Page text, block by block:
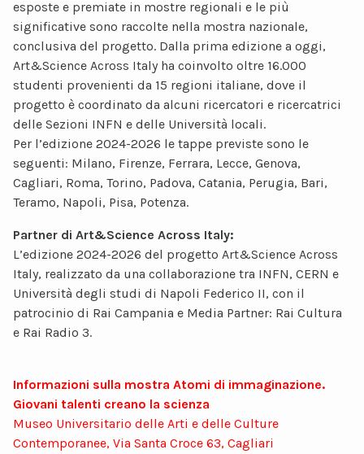
esposte e premiate in mostre regionali e le più
significative sono raccolte nella mostra nazionale,
conclusiva del progetto. Dalla prima edizione a oggi,
Art&Science Across Italy ha coinvolto oltre 16.000
studenti provenienti da 15 regioni italiane, dove il
progetto è coordinato da alcuni ricercatori e ricercatrici
delle Sezioni INFN e delle Università locali.
Per l’edizione 2024-2026 le tappe previste sono le
seguenti: Milano, Firenze, Ferrara, Lecce, Genova,
Cagliari, Roma, Torino, Padova, Catania, Perugia, Bari,
Teramo, Napoli, Pisa, Potenza.
Partner di Art&Science Across Italy:
L’edizione 2024-2026 del progetto Art&Science Across
Italy, realizzato da una collaborazione tra INFN, CERN e
Università degli studi di Napoli Federico II, con il
patrocinio di Rai Campania e Media Partner: Rai Cultura
e Rai Radio 3.
Informazioni sulla mostra Atomi di immaginazione.
Giovani talenti creano la scienza
Museo Universitario delle Arti e delle Culture
Contemporanee, Via Santa Croce 63, Cagliari